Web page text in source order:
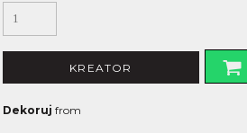
KREATOR
Dekoruj from